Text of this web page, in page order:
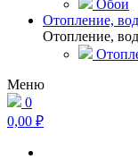
Обои
Отопление,
Отопление,
Меню
0
0,00 ₽